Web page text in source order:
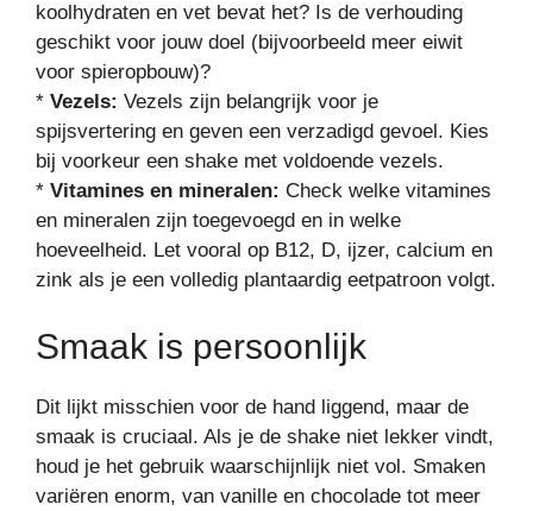
koolhydraten en vet bevat het? Is de verhouding
geschikt voor jouw doel (bijvoorbeeld meer eiwit
voor spieropbouw)?
* Vezels: Vezels zijn belangrijk voor je
spijsvertering en geven een verzadigd gevoel. Kies
bij voorkeur een shake met voldoende vezels.
* Vitamines en mineralen: Check welke vitamines
en mineralen zijn toegevoegd en in welke
hoeveelheid. Let vooral op B12, D, ijzer, calcium en
zink als je een volledig plantaardig eetpatroon volgt.
Smaak is persoonlijk
Dit lijkt misschien voor de hand liggend, maar de
smaak is cruciaal. Als je de shake niet lekker vindt,
houd je het gebruik waarschijnlijk niet vol. Smaken
variëren enorm, van vanille en chocolade tot meer